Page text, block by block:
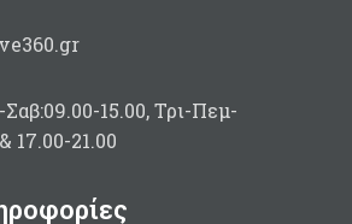
15.00, Τρι-Πεμ-
17.00-21.00